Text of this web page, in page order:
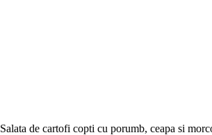
Salata de cartofi copti cu porumb, ceapa si